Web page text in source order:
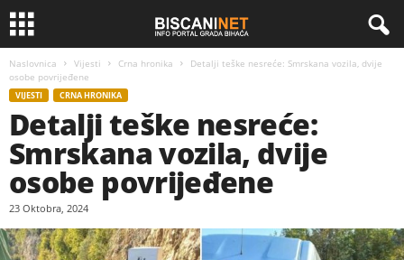
Naslovnica Vijesti Crna hronika
Detalji teške nesreće: Smrskana vozila, dvije
osobe povrijeđene
VIJESTI CRNA HRONIKA
Detalji teške nesreće:
Smrskana vozila, dvije
osobe povrijeđene
23 Oktobra, 2024